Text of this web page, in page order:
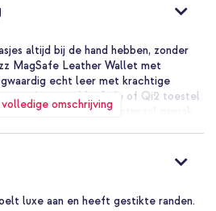
omschrijving
altijd bij de hand hebben, zonder
MagSafe Leather Wallet met
echt leer met krachtige
op je MagSafe of Qi2 toestel
en geniet van optimaal gemak
uitstraling. Er is ruimte voor veilige
luxe aan en heeft gestikte randen.